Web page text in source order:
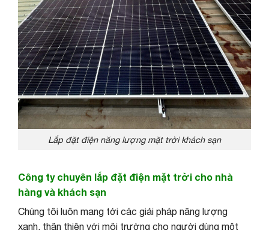
Lắp đặt điện năng lượng mặt trời khách sạn
Công ty chuyên lắp đặt điện mặt trời cho nhà
hàng và khách sạn
Chúng tôi luôn mang tới các giải pháp năng lượng
xanh, thân thiện với môi trường cho người dùng một